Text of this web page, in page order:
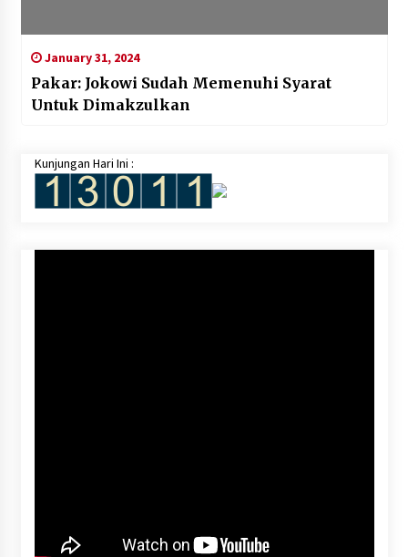
January 31, 2024
Pakar: Jokowi Sudah Memenuhi Syarat
Untuk Dimakzulkan
Kunjungan Hari Ini :